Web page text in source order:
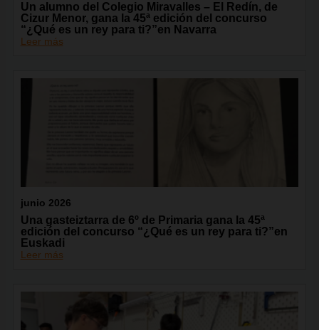
Un alumno del Colegio Miravalles – El Redín, de
Cizur Menor, gana la 45ª edición del concurso
“¿Qué es un rey para ti?”en Navarra
Leer más
junio 2026
Una gasteiztarra de 6º de Primaria gana la 45ª
edición del concurso “¿Qué es un rey para ti?”en
Euskadi
Leer más